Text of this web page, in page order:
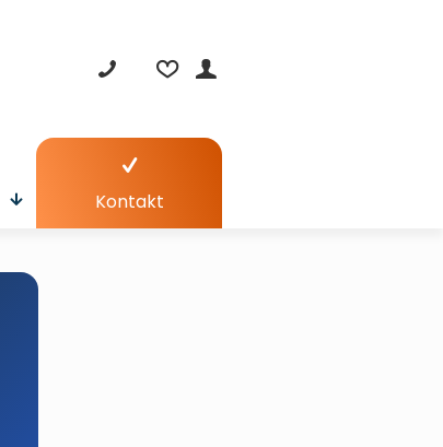
Kontakt